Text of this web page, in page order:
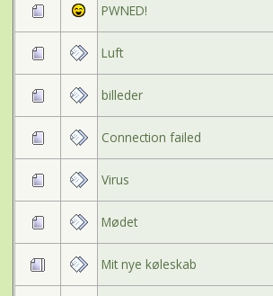
PWNED!
Luft
billeder
Connection failed
Virus
Mødet
Mit nye køleskab